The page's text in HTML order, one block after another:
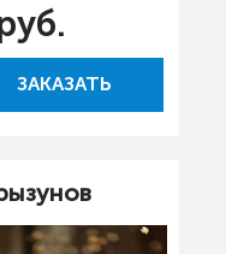
ЗАКАЗАТЬ